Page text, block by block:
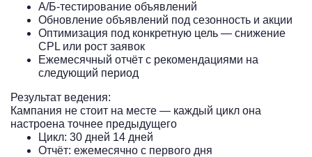
A/Б-тестирование объявлений
Обновление объявлений под сезонность и акции
Оптимизация под конкретную цель — снижение
CPL или рост заявок
Ежемесячный отчёт с рекомендациями на
следующий период
Результат ведения:
Кампания не стоит на месте — каждый цикл она
настроена точнее предыдущего
Цикл: 30 дней 14 дней
Отчёт: ежемесячно с первого дня